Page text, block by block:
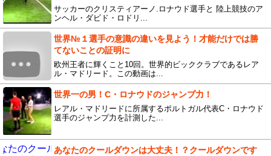
サッカーのクリスティアーノ.ロナウド選手と 陸上競技のア
ンヘル・ダビド・ロドリ...
世界№１選手の意識の違いを見よう！才能だけでは勝
てないことの証明に
欧州王者に輝くこと10回。世界的ビッククラブであるレア
ル・マドリード。この動画は...
世界一の男！C・ロナウドのジャンプ力！
レアル・マドリードに所属するポルトガル代表C・ロナウド
選手のジャンプ力を計測した...
あなたのクールダウンは大丈夫！？クールダウンです